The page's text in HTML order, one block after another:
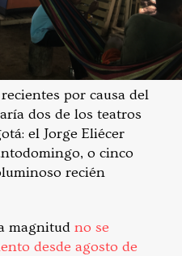
por causa del
dos de los teatros
el Jorge Eliécer
o cinco
recién
magnitud no se
desde agosto de